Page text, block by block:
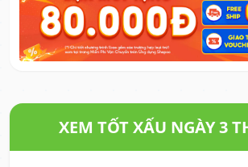
XEM TỐT XẤU NGÀY 3